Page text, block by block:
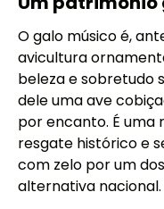
O galo músico é,
avicultura
beleza e sobretudo
dele uma ave
por encanto. É uma
resgate histórico e
com zelo por um
alternativa nacional.